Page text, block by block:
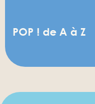
POP ! de A à Z